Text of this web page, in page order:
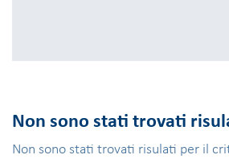
Non sono stati trovati
Non sono stati trovati risulati per il